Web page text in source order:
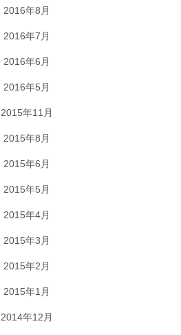
2016年8月
2016年7月
2016年6月
2016年5月
2015年11月
2015年8月
2015年6月
2015年5月
2015年4月
2015年3月
2015年2月
2015年1月
2014年12月